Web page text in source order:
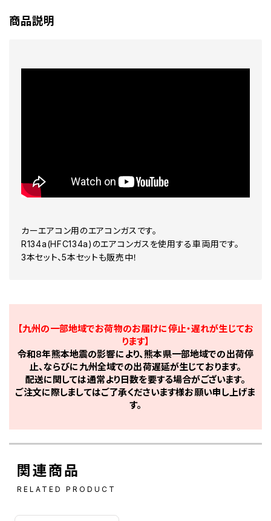
商品説明
カーエアコン用のエアコンガスです。
R134a(HFC134a)のエアコンガスを使用する車両用です。
3本セット、5本セットも販売中！
【九州の一部地域でお荷物のお届けに停止・遅れが生じてお
ります】
令和8年熊本地震の影響により、熊本県一部地域での出荷停
止、ならびに九州全域での出荷遅延が生じております。
配送に関しては通常より日数を要する場合がございます。
ご注文に際しましてはご了承くださいます様お願い申し上げま
す。
関連商品
RELATED PRODUCT